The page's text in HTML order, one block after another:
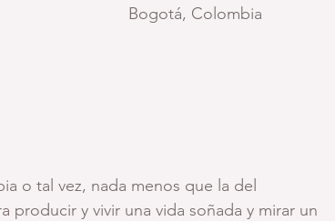
Bogotá, Colombia
o tal vez, nada menos que la del
producir y vivir una vida soñada y mirar un